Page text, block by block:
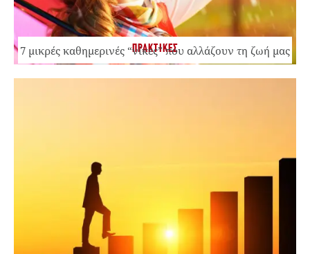
ΠΡΑΚΤΙΚΕΣ
7 μικρές καθημερινές “νίκες” που αλλάζουν τη ζωή μας